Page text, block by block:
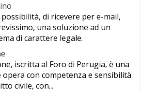
di ricevere per e-mail,
una soluzione ad un
di carattere legale.
iscritta al Foro di Perugia, è una
con competenza e sensibilità
civile, con...